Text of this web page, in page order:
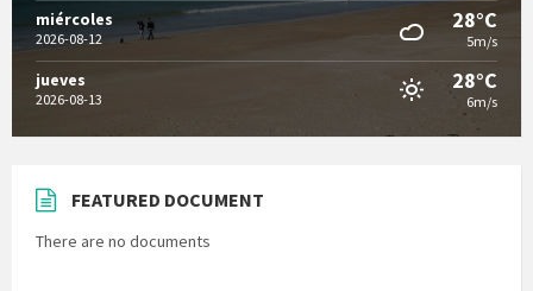
miércoles
2026-08-12
28°C
5m/s
jueves
2026-08-13
28°C
6m/s
FEATURED DOCUMENT
There are no documents